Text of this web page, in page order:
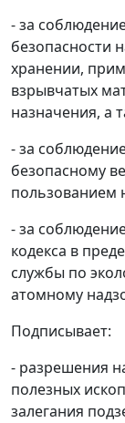
- за
безопасности
хранении,
взрывчатых
назначения, а
- за
безопасному
пользованием
- за
кодекса в
службы по
атомному
Подписывает:
- разрешения
полезных
залегания